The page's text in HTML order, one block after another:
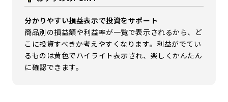
分かりやすい損益表示で投資をサポート
商品別の損益額や利益率が一覧で表示されるから、ど
こに投資すべきか考えやすくなります。利益がでてい
るものは黄色でハイライト表示され、楽しくかんたん
に確認できます。